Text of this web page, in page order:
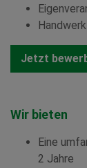
Jetzt
Wir bieten
Eine
2 Jahre